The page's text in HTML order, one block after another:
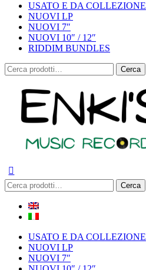
USATO E DA COLLEZIONE
NUOVI LP
NUOVI 7″
NUOVI 10″ / 12″
RIDDIM BUNDLES
Cerca:
Cerca
Cerca: Cerca
USATO E DA COLLEZIONE
NUOVI LP
NUOVI 7″